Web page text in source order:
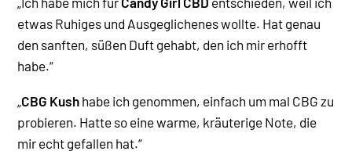
etwas Ruhiges und Ausgeglichenes wollte. Hat genau
den sanften, süßen Duft gehabt, den ich mir erhofft
habe.“
„CBG Kush habe ich genommen, einfach um mal CBG zu
probieren. Hatte so eine warme, kräuterige Note, die
mir echt gefallen hat.“